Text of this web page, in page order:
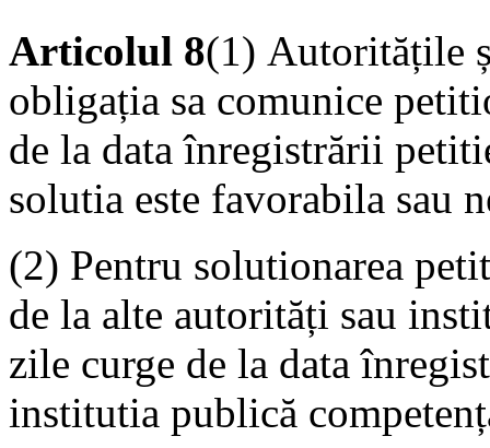
Articolul 8(1) Autoritățile
obligația sa comunice
de la data înregistrării
solutia este favorabila sau
(2) Pentru solutionarea
de la alte autorități sau
zile curge de la data
institutia publică